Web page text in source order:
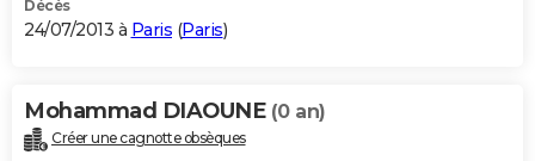
Décès
24/07/2013 à Paris (Paris)
Mohammad DIAOUNE (0 an)
Créer une cagnotte obsèques